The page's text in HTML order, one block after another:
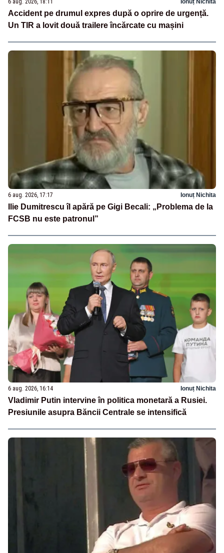
6 aug. 2026, 18:11 Ionuț Nichita
Accident pe drumul expres după o oprire de urgență.
Un TIR a lovit două trailere încărcate cu mașini
6 aug. 2026, 17:17 Ionuț Nichita
Ilie Dumitrescu îl apără pe Gigi Becali: „Problema de la
FCSB nu este patronul”
6 aug. 2026, 16:14 Ionuț Nichita
Vladimir Putin intervine în politica monetară a Rusiei.
Presiunile asupra Băncii Centrale se intensifică